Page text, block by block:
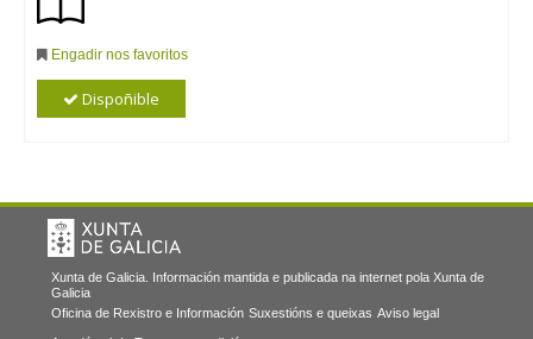
Engadir nos favoritos
Dispoñible
Xunta de Galicia. Información mantida e publicada na internet pola Xunta de
Galicia
Oficina de Rexistro e Información Suxestións e queixas Aviso legal